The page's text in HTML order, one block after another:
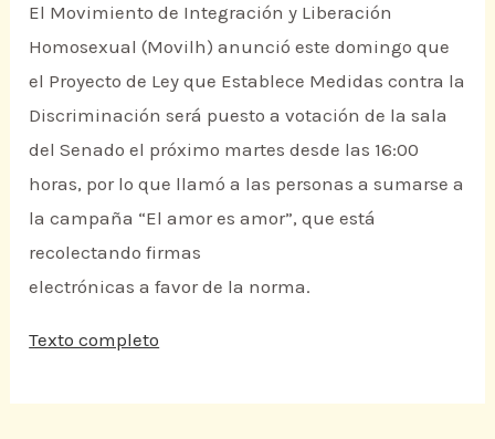
El Movimiento de Integración y Liberación
Homosexual (Movilh) anunció este domingo que
el Proyecto de Ley que Establece Medidas contra la
Discriminación será puesto a votación de la sala
del Senado el próximo martes desde las 16:00
horas, por lo que llamó a las personas a sumarse a
la campaña “El amor es amor”, que está
recolectando firmas
electrónicas a favor de la norma.
Texto completo